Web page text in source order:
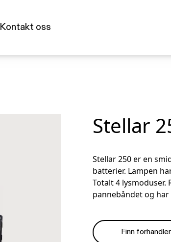
Kontakt oss
Stellar
Stellar 250 er en
batterier. Lampen
Totalt 4 lysmoduser.
pannebåndet og
Finn